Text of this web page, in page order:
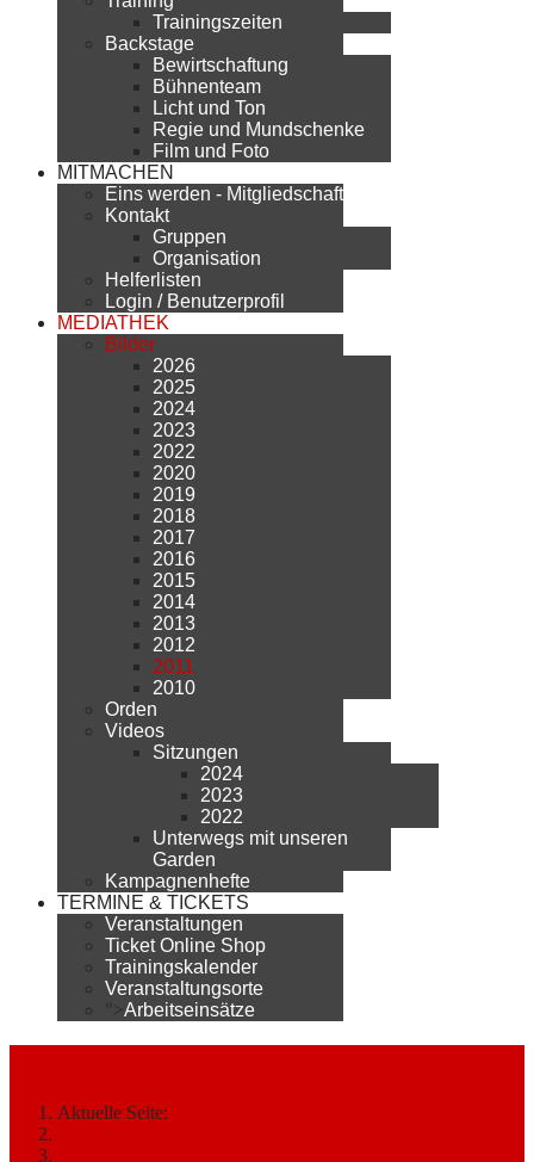
Trainingszeiten
Backstage
Bewirtschaftung
Bühnenteam
Licht und Ton
Regie und Mundschenke
Film und Foto
MITMACHEN
Eins werden - Mitgliedschaft
Kontakt
Gruppen
Organisation
Helferlisten
Login / Benutzerprofil
MEDIATHEK
Bilder
2026
2025
2024
2023
2022
2020
2019
2018
2017
2016
2015
2014
2013
2012
2011
2010
Orden
Videos
Sitzungen
2024
2023
2022
Unterwegs mit unseren
Garden
Kampagnenhefte
TERMINE & TICKETS
Veranstaltungen
Ticket Online Shop
Trainingskalender
Veranstaltungsorte
">Arbeitseinsätze
Aktuelle Seite: